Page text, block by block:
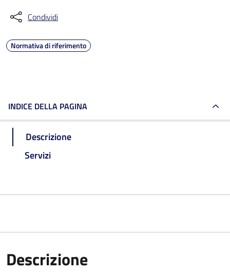
Condividi
Normativa di riferimento
INDICE DELLA PAGINA
Descrizione
Servizi
Descrizione